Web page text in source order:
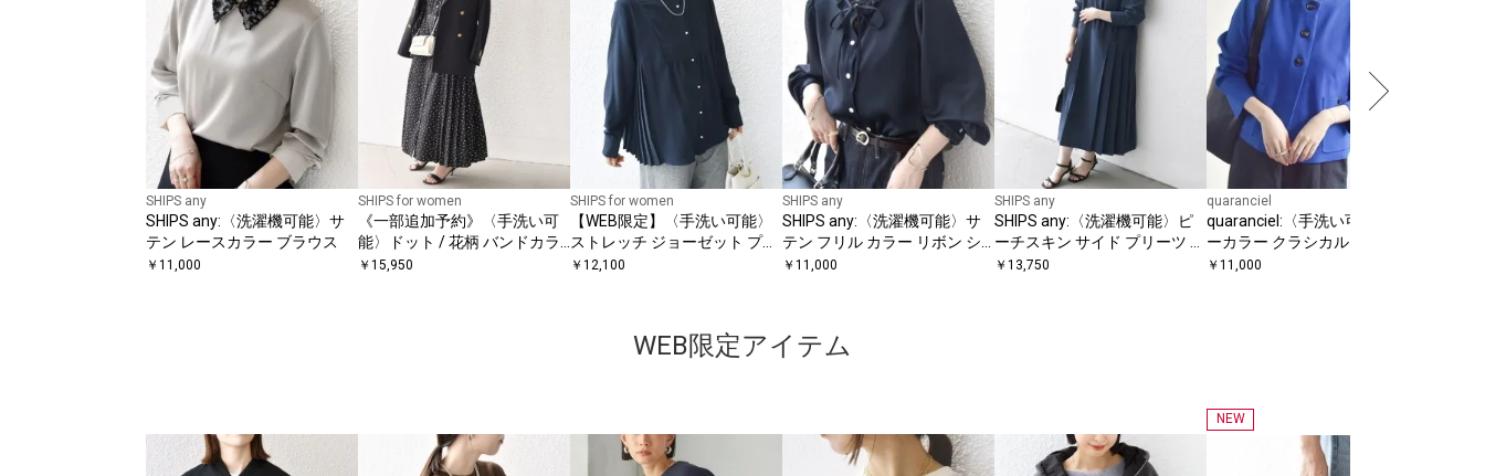
SHIPS any
SHIPS any:〈洗濯機可能〉サ
テン レースカラー ブラウス
￥ 11,000
SHIPS for women
《一部追加予約》〈手洗い可
能〉ドット / 花柄 バンドカラ
ー サイド プリーツ ワンピース
￥ 15,950
SHIPS for women
【WEB限定】〈手洗い可能〉
ストレッチ ジョーゼット プリ
ーツ ブラウス
￥ 12,100
SHIPS any
SHIPS any:〈洗濯機可能〉サ
テン フリル カラー リボン シ
ャツ ブラウス
￥ 11,000
SHIPS any
SHIPS any:〈洗濯機可能〉ピ
ーチスキン サイド プリーツ バ
ンドカラー シャツ ワンピース
￥ 13,750
quaranciel
quaranciel:〈手洗い可能〉ノ
ーカラー クラシカル ジャケッ
ト カーディガン
￥ 11,000
WEB限定アイテム
NEW